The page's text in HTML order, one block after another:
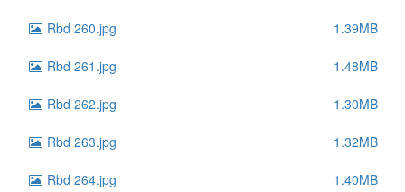
Rbd 260.jpg 1.39MB
Rbd 261.jpg 1.48MB
Rbd 262.jpg 1.30MB
Rbd 263.jpg 1.32MB
Rbd 264.jpg 1.40MB